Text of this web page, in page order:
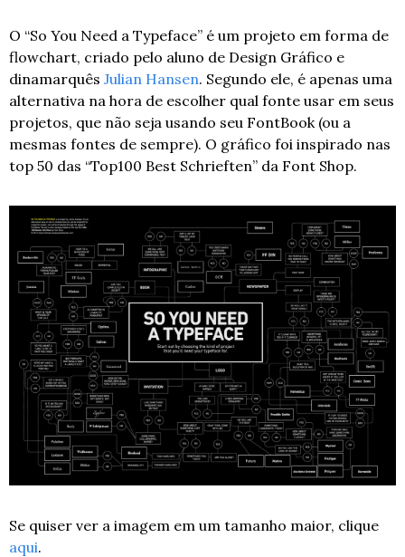
O “So You Need a Typeface” é um projeto em forma de
flowchart, criado pelo aluno de Design Gráfico e
dinamarquês Julian Hansen. Segundo ele, é apenas uma
alternativa na hora de escolher qual fonte usar em seus
projetos, que não seja usando seu FontBook (ou a
mesmas fontes de sempre). O gráfico foi inspirado nas
top 50 das “Top100 Best Schrieften” da Font Shop.
aqui.